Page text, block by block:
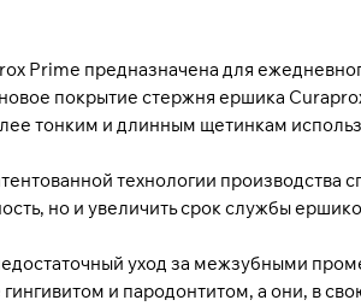
Prime предназначена для
покрытие стержня ершика
тонким и длинным щетинкам
технологии производства
но и увеличить срок службы
уход за межзубными
и пародонтитом, а они, в